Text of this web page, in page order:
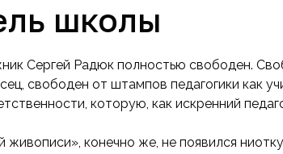
школы
Сергей Радюк полностью свободен.
свободен от штампов педагогики как
которую, как искренний
конечно же, не появился